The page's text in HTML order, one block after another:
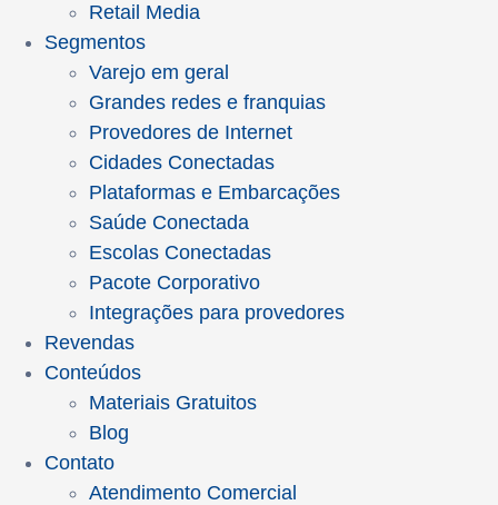
Retail Media
Segmentos
Varejo em geral
Grandes redes e franquias
Provedores de Internet
Cidades Conectadas
Plataformas e Embarcações
Saúde Conectada
Escolas Conectadas
Pacote Corporativo
Integrações para provedores
Revendas
Conteúdos
Materiais Gratuitos
Blog
Contato
Atendimento Comercial